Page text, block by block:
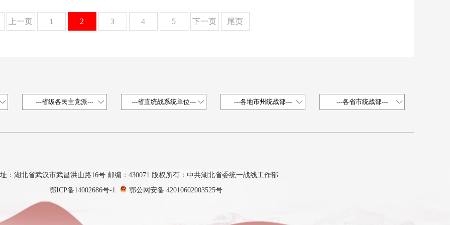
上一页 1 2 3 4 5 下一页 尾页
：湖北省武汉市武昌洪山路16号 邮编：430071 版权所有：中共湖北省委统一战线工作部
鄂ICP备14002686号-1
鄂公网安备 42010602003525号